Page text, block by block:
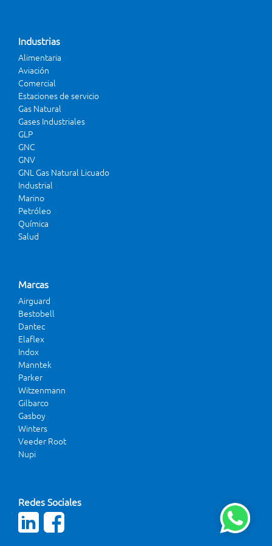
Industrias
Alimentaria
Aviación
Comercial
Estaciones de servicio
Gas Natural
Gases Industriales
GLP
GNC
GNV
GNL Gas Natural Licuado
Industrial
Marino
Petróleo
Química
Salud
Marcas
Airguard
Bestobell
Dantec
Elaflex
Indox
Manntek
Parker
Witzenmann
Gilbarco
Gasboy
Winters
Veeder Root
Nupi
Redes Sociales